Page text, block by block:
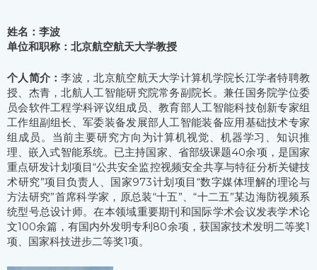
姓名：李波
单位和职称：北京航空航天大学教授
个人简介：李波，北京航空航天大学计算机学院长江学者特聘教
授、杰青，北航人工智能研究院常务副院长。兼任国务院学位委
员会软件工程学科评议组成员、教育部人工智能科技创新专家组
工作组副组长、军委装备发展部人工智能装备应用基础技术专家
组成员。当前主要研究方向为计算机视觉、机器学习、知识推
理、嵌入式智能系统。已主持国家、省部级课题40余项，是国家
重点研发计划项目“公共安全监控视频安全共享与特征分析关键技
术研究”项目负责人、国家973计划项目“数字媒体理解的理论与
方法研究”首席科学家，原总装“十五”、“十二五”某边海防视频系
统型号总设计师。在本领域重要期刊和国际学术会议发表学术论
文100余篇，有国内外发明专利80余项，获国家技术发明二等奖1
项、国家科技进步二等奖1项。